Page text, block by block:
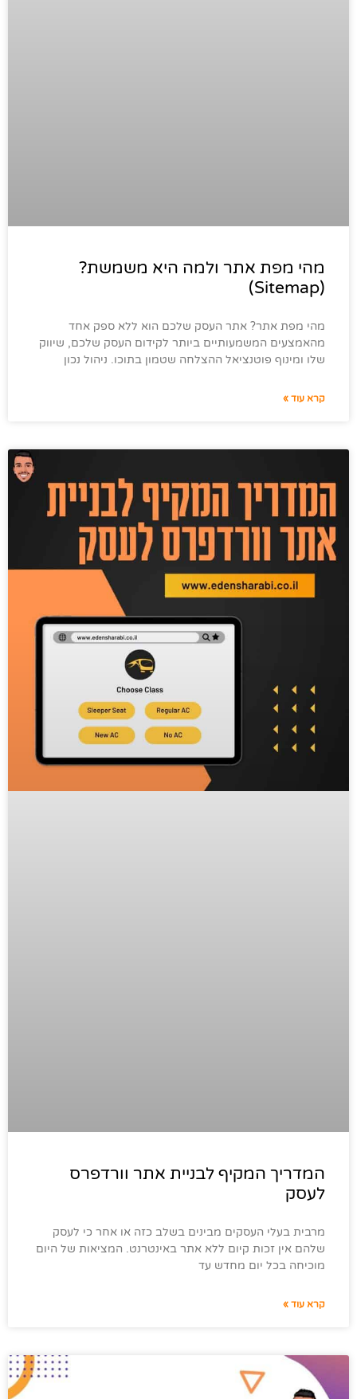
מהי מפת אתר ולמה היא משמשת?
(Sitemap)
מהי מפת אתר? אתר העסק שלכם הוא ללא ספק אחד
מהאמצעים המשמעותיים ביותר לקידום העסק שלכם, שיווק
שלו ומינוף פוטנציאל ההצלחה שטמון בתוכו. ניהול נכון
קרא עוד »
המדריך המקיף לבניית אתר וורדפרס
לעסק
מרבית בעלי העסקים מבינים בשלב כזה או אחר כי לעסק
שלהם אין זכות קיום ללא אתר באינטרנט. המציאות של היום
מוכיחה בכל יום מחדש עד
קרא עוד »